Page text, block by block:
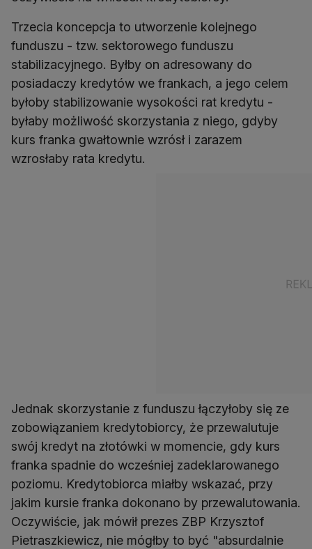
Trzecia koncepcja to utworzenie kolejnego
funduszu - tzw. sektorowego funduszu
stabilizacyjnego. Byłby on adresowany do
posiadaczy kredytów we frankach, a jego celem
byłoby stabilizowanie wysokości rat kredytu -
byłaby możliwość skorzystania z niego, gdyby
kurs franka gwałtownie wzrósł i zarazem
wzrosłaby rata kredytu.
Jednak skorzystanie z funduszu łączyłoby się ze
zobowiązaniem kredytobiorcy, że przewalutuje
swój kredyt na złotówki w momencie, gdy kurs
franka spadnie do wcześniej zadeklarowanego
poziomu. Kredytobiorca miałby wskazać, przy
jakim kursie franka dokonano by przewalutowania.
Oczywiście, jak mówił prezes ZBP Krzysztof
Pietraszkiewicz, nie mógłby to być "absurdalnie